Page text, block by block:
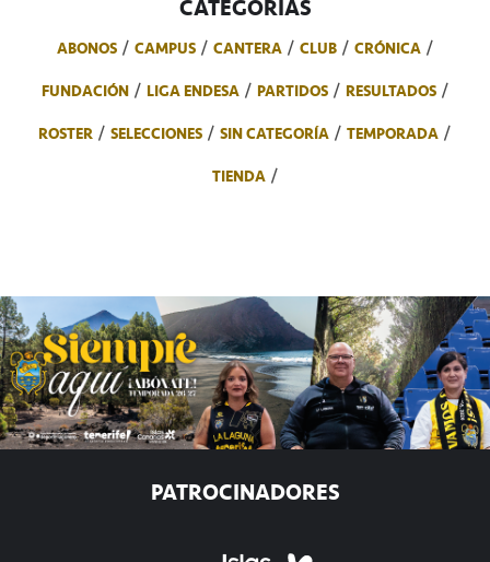
CATEGORÍAS
ABONOS CAMPUS CANTERA CLUB
CRÓNICA
FUNDACIÓN
LIGA ENDESA PARTIDOS
RESULTADOS
ROSTER
SELECCIONES SIN CATEGORÍA
TEMPORADA
TIENDA
PATROCINADORES